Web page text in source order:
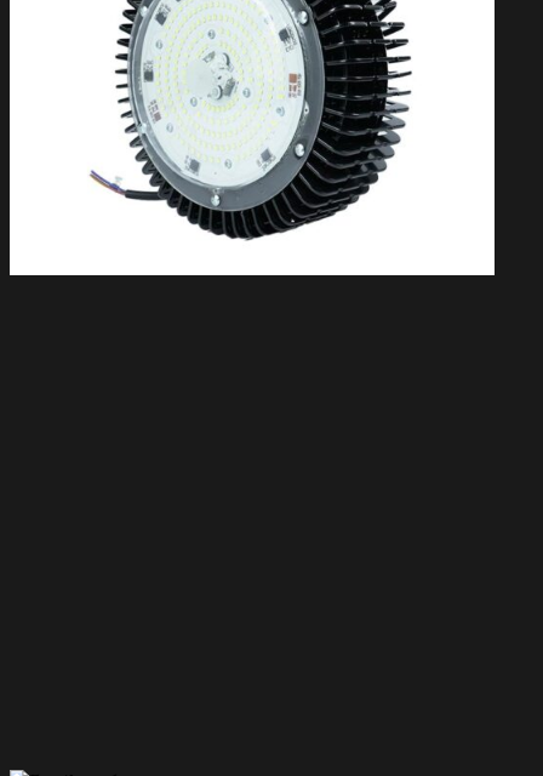
Contact Us